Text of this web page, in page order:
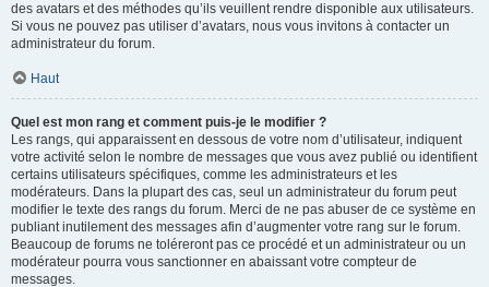
des avatars et des méthodes qu’ils veuillent rendre disponible aux utilisateurs.
Si vous ne pouvez pas utiliser d’avatars, nous vous invitons à contacter un
administrateur du forum.
Haut
Quel est mon rang et comment puis-je le modifier ?
Les rangs, qui apparaissent en dessous de votre nom d’utilisateur, indiquent
votre activité selon le nombre de messages que vous avez publié ou identifient
certains utilisateurs spécifiques, comme les administrateurs et les
modérateurs. Dans la plupart des cas, seul un administrateur du forum peut
modifier le texte des rangs du forum. Merci de ne pas abuser de ce système en
publiant inutilement des messages afin d’augmenter votre rang sur le forum.
Beaucoup de forums ne toléreront pas ce procédé et un administrateur ou un
modérateur pourra vous sanctionner en abaissant votre compteur de
messages.